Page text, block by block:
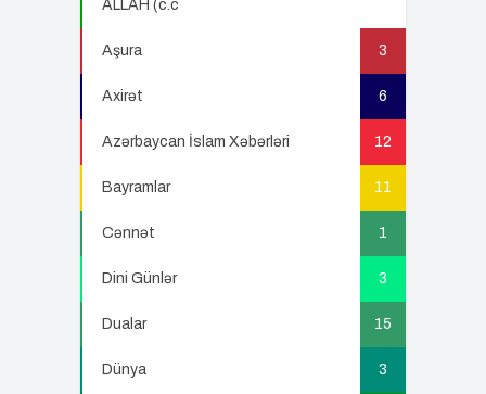
ALLAH (c.c
Aşura 3
Axirət 6
Azərbaycan İslam Xəbərləri 12
Bayramlar 11
Cənnət 1
Dini Günlər 3
Dualar 15
Dünya 3